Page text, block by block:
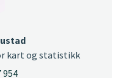
kart og statistikk
954